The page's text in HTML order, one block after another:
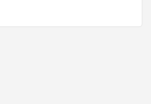
書においては、「本ソフトウェ
こと、アクセスすること、もしく
。お客様は、また「指定機器」に
フトウェア」を使用させることが